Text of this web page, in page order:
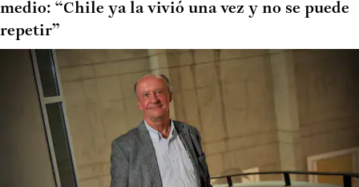
medio: “Chile ya la vivió una vez y no se puede
repetir”